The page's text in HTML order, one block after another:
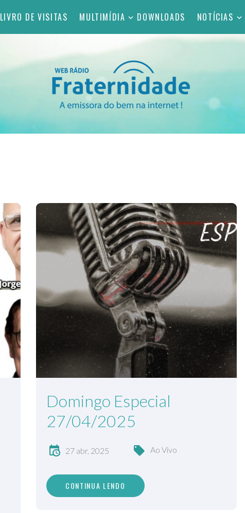
LIVRO DE VISITAS MULTIMÍDIA DOWNLOADS NOTÍCIAS
Domingo Especial
27/04/2025
27 abr, 2025 Ao Vivo
CONTINUA LENDO